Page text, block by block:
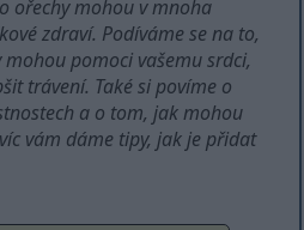
ořechy mohou v mnoha
zdraví. Podíváme se na to,
pomoci vašemu srdci,
trávení. Také si povíme o
a o tom, jak mohou
vám dáme tipy, jak je přidat